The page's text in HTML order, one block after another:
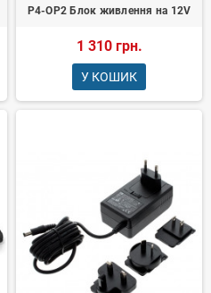
P4-OP2 Блок живлення на 12V
1 310 грн.
У КОШИК